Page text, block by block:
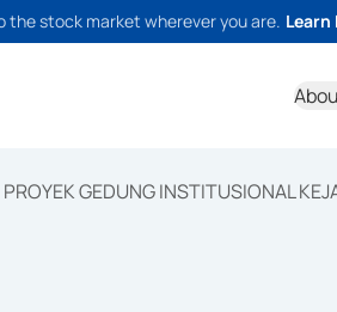
stock market wherever you are. Learn
GEDUNG INSTITUSIONAL